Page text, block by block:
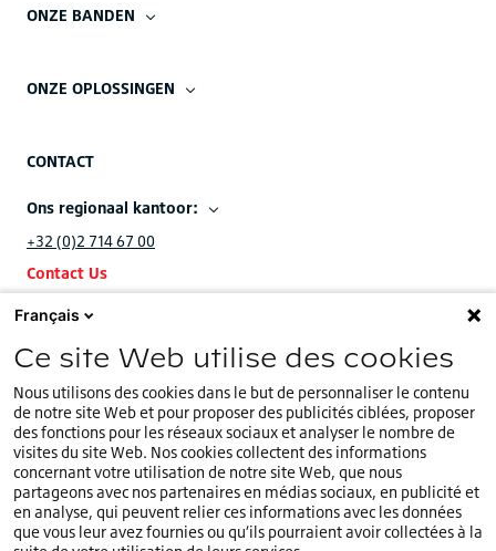
ONZE BANDEN
ONZE OPLOSSINGEN
CONTACT
Ons regionaal kantoor:
+32 (0)2 714 67 00
Contact Us
Ons EMEA hoofdkantoor:
+32 (0)2.714.67.00
U bevindt zich op onzeBelgische website.
Kies een ander land of andere taal
BE
Français
Ce site Web utilise des cookies
Nous utilisons des cookies dans le but de personnaliser le contenu
de notre site Web et pour proposer des publicités ciblées, proposer
des fonctions pour les réseaux sociaux et analyser le nombre de
visites du site Web. Nos cookies collectent des informations
concernant votre utilisation de notre site Web, que nous
partageons avec nos partenaires en médias sociaux, en publicité et
en analyse, qui peuvent relier ces informations avec les données
que vous leur avez fournies ou qu’ils pourraient avoir collectées à la